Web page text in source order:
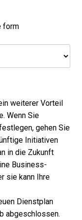
form
weiterer Vorteil
Wenn Sie
gehen Sie
Initiativen
in die Zukunft
Business-
sie kann Ihre
Dienstplan
abgeschlossen.